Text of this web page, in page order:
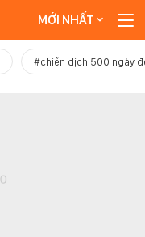
MỚI NHẤT
#chiến dịch 500 ngày